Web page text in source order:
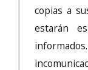
copias a
estarán